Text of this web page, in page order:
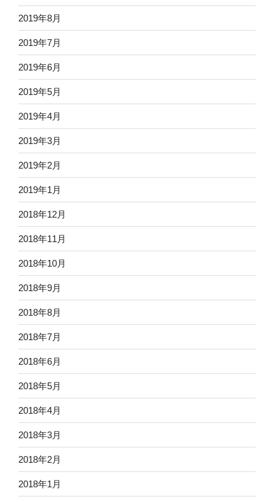
2019年8月
2019年7月
2019年6月
2019年5月
2019年4月
2019年3月
2019年2月
2019年1月
2018年12月
2018年11月
2018年10月
2018年9月
2018年8月
2018年7月
2018年6月
2018年5月
2018年4月
2018年3月
2018年2月
2018年1月